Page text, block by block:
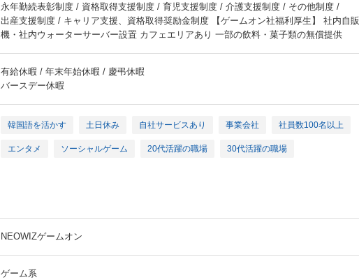
永年勤続表彰制度 / 資格取得支援制度 / 育児支援制度 / 介護支援制度 / その他制度 /
出産支援制度 / キャリア支援、資格取得奨励金制度 【ゲームオン社福利厚生】 社内自販
機・社内ウォーターサーバー設置 カフェエリアあり 一部の飲料・菓子類の無償提供
有給休暇 / 年末年始休暇 / 慶弔休暇
バースデー休暇
韓国語を活かす 土日休み 自社サービスあり 事業会社 社員数100名以上
エンタメ ソーシャルゲーム 20代活躍の職場 30代活躍の職場
NEOWIZゲームオン
ゲーム系